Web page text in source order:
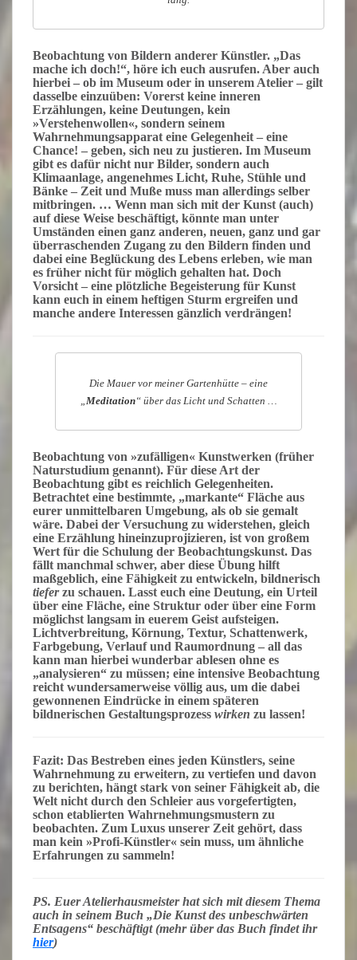
Beobachtung von Bildern anderer Künstler. „Das
mache ich doch!“, höre ich euch ausrufen. Aber auch
hierbei – ob im Museum oder in unserem Atelier – gilt
dasselbe einzuüben: Vorerst keine inneren
Erzählungen, keine Deutungen, kein
»Verstehenwollen«, sondern seinem
Wahrnehmungsapparat eine Gelegenheit – eine
Chance! – geben, sich neu zu justieren. Im Museum
gibt es dafür nicht nur Bilder, sondern auch
Klimaanlage, angenehmes Licht, Ruhe, Stühle und
Bänke – Zeit und Muße muss man allerdings selber
mitbringen. … Wenn man sich mit der Kunst (auch)
auf diese Weise beschäftigt, könnte man unter
Umständen einen ganz anderen, neuen, ganz und gar
überraschenden Zugang zu den Bildern finden und
dabei eine Beglückung des Lebens erleben, wie man
es früher nicht für möglich gehalten hat. Doch
Vorsicht – eine plötzliche Begeisterung für Kunst
kann euch in einem heftigen Sturm ergreifen und
manche andere Interessen gänzlich verdrängen!
Die Mauer vor meiner Gartenhütte – eine
Meditation“ über das Licht und Schatten …
Beobachtung von »zufälligen« Kunstwerken (früher
Naturstudium genannt). Für diese Art der
Beobachtung gibt es reichlich Gelegenheiten.
Betrachtet eine bestimmte, „markante“ Fläche aus
eurer unmittelbaren Umgebung, als ob sie gemalt
wäre. Dabei der Versuchung zu widerstehen, gleich
eine Erzählung hineinzuprojizieren, ist von großem
Wert für die Schulung der Beobachtungskunst. Das
fällt manchmal schwer, aber diese Übung hilft
maßgeblich, eine Fähigkeit zu entwickeln, bildnerisch
tieferzu schauen. Lasst euch eine Deutung, ein Urteil
über eine Fläche, eine Struktur oder über eine Form
möglichst langsam in euerem Geist aufsteigen.
Lichtverbreitung, Körnung, Textur, Schattenwerk,
Farbgebung, Verlauf und Raumordnung – all das
kann man hierbei wunderbar ablesen ohne es
„analysieren“ zu müssen; eine intensive Beobachtung
reicht wundersamerweise völlig aus, um die dabei
gewonnenen Eindrücke in einem späteren
bildnerischen Gestaltungsprozess wirken zu lassen!
Fazit: Das Bestreben eines jeden Künstlers, seine
Wahrnehmung zu erweitern, zu vertiefen und davon
zu berichten, hängt stark von seiner Fähigkeit ab, die
Welt nicht durch den Schleier aus vorgefertigten,
schon etablierten Wahrnehmungsmustern zu
beobachten. Zum Luxus unserer Zeit gehört, dass
man kein »Profi-Künstler« sein muss, um ähnliche
Erfahrungen zu sammeln!
PS. Euer Atelierhausmeister hat sich mit diesem Thema
auch in seinem Buch „Die Kunst des unbeschwärten
Entsagens“ beschäftigt (mehr über das Buch findet ihr
hier)